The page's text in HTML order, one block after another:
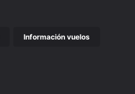
Información vuelos